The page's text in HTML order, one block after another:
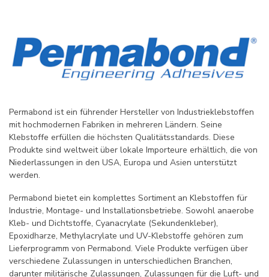
Permabond ist ein führender Hersteller von Industrieklebstoffen
mit hochmodernen Fabriken in mehreren Ländern. Seine
Klebstoffe erfüllen die höchsten Qualitätsstandards. Diese
Produkte sind weltweit über lokale Importeure erhältlich, die von
Niederlassungen in den USA, Europa und Asien unterstützt
werden.
Permabond bietet ein komplettes Sortiment an Klebstoffen für
Industrie, Montage- und Installationsbetriebe. Sowohl anaerobe
Kleb- und Dichtstoffe, Cyanacrylate (Sekundenkleber),
Epoxidharze, Methylacrylate und UV-Klebstoffe gehören zum
Lieferprogramm von Permabond. Viele Produkte verfügen über
verschiedene Zulassungen in unterschiedlichen Branchen,
darunter militärische Zulassungen, Zulassungen für die Luft- und